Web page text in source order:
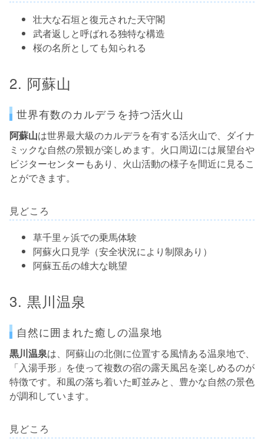
壮大な石垣と復元された天守閣
武者返しと呼ばれる独特な構造
桜の名所としても知られる
2. 阿蘇山
世界有数のカルデラを持つ活火山
阿蘇山は世界最大級のカルデラを有する活火山で、ダイナ
ミックな自然の景観が楽しめます。火口周辺には展望台や
ビジターセンターもあり、火山活動の様子を間近に見るこ
とができます。
見どころ
草千里ヶ浜での乗馬体験
阿蘇火口見学（安全状況により制限あり）
阿蘇五岳の雄大な眺望
3. 黒川温泉
自然に囲まれた癒しの温泉地
黒川温泉は、阿蘇山の北側に位置する風情ある温泉地で、
「入湯手形」を使って複数の宿の露天風呂を楽しめるのが
特徴です。和風の落ち着いた町並みと、豊かな自然の景色
が調和しています。
見どころ